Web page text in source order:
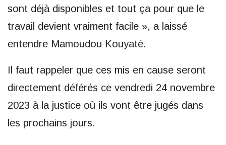
sont déjà disponibles et tout ça pour que le
travail devient vraiment facile », a laissé
entendre Mamoudou Kouyaté.
Il faut rappeler que ces mis en cause seront
directement déférés ce vendredi 24 novembre
2023 à la justice où ils vont être jugés dans
les prochains jours.